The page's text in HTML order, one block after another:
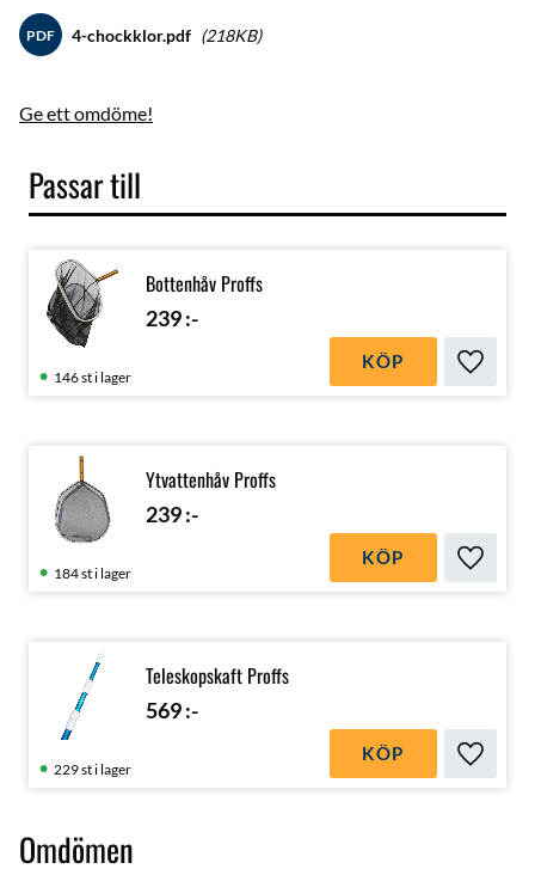
PDF 4-chockklor.pdf 218KB
Ge ett omdöme!
Passar till
Bottenhåv Proffs
239:-
Lägg
146 st i lager
KÖP
Ytvattenhåv Proffs
239:-
Lägg
184 st i lager
KÖP
Teleskopskaft Proffs
569:-
Lägg
229 st i lager
KÖP
Omdömen